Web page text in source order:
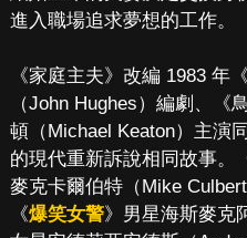
進入職場追求夢想的工作。
《家庭主夫》改編 1983 年
（John Hughes）編劇、《
頓（Michael Keaton）主演
的現代重新訴說相同故事。
麥克卡爾伯特（Mike
《爆笑女警》男星海斯麥克